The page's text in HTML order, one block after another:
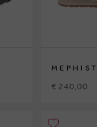
€ 240,00